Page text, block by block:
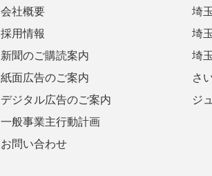
会社概要
採用情報
新聞のご購読案内
紙面広告のご案内
デジタル広告のご案内
一般事業主行動計画
お問い合わせ
埼
埼
埼
さ
ジ